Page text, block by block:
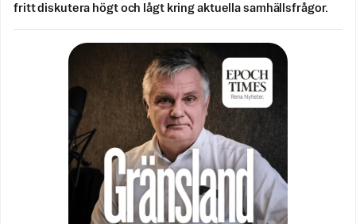
fritt diskutera högt och lågt kring aktuella samhällsfrågor.